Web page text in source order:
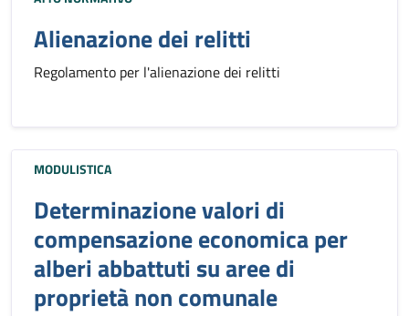
Alienazione dei relitti
Regolamento per l'alienazione dei relitti
MODULISTICA
Determinazione valori di
compensazione economica per
alberi abbattuti su aree di
proprietà non comunale